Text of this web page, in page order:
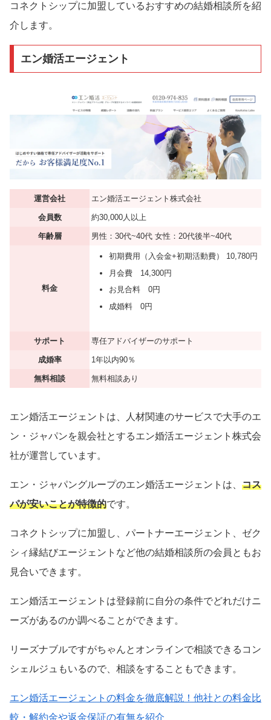
コネクトシップに加盟しているおすすめの結婚相談所を紹
介します。
エン婚活エージェント
運営会社 エン婚活エージェント株式会社
会員数 約30,000人以上
年齢層 男性：30代~40代 女性：20代後半~40代
料金
初期費用（入会金+初期活動費） 10,780円
月会費 14,300円
お見合料 0円
成婚料 0円
サポート 専任アドバイザーのサポート
成婚率 1年以内90％
無料相談 無料相談あり
エン婚活エージェントは、人材関連のサービスで大手のエ
ン・ジャパンを親会社とするエン婚活エージェント株式会
社が運営しています。
エン・ジャパングループのエン婚活エージェントは、 コス
パが安いことが特徴的です。
コネクトシップに加盟し、パートナーエージェント、ゼク
シィ縁結びエージェントなど他の結婚相談所の会員ともお
見合いできます。
エン婚活エージェントは登録前に自分の条件でどれだけニ
ーズがあるのか調べることができます。
リーズナブルですがちゃんとオンラインで相談できるコン
シェルジュもいるので、相談をすることもできます。
エン婚活エージェントの料金を徹底解説！他社との料金比
較・解約金や返金保証の有無を紹介